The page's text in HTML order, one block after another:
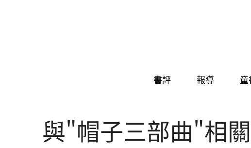
書評 報導 童
與"帽子三部曲"相